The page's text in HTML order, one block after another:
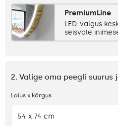
PremiumLine
LED-valgus
seisvale
2. Valige oma peegli suurus
Laius x kõrgus
54 x 74 cm